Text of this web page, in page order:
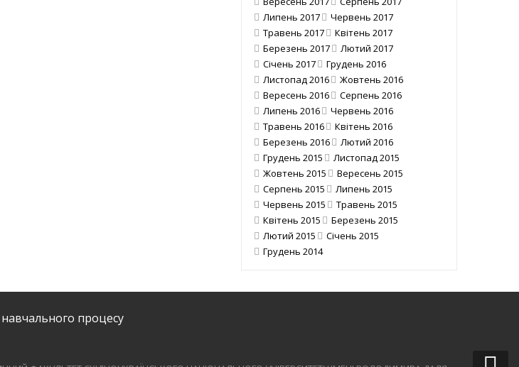
Липень 2017
Червень 2017
Травень 2017
Квітень 2017
Березень 2017
Лютий 2017
Січень 2017
Грудень 2016
Листопад 2016
Жовтень 2016
Вересень 2016
Серпень 2016
Липень 2016
Червень 2016
Травень 2016
Квітень 2016
Березень 2016
Лютий 2016
Грудень 2015
Листопад 2015
Жовтень 2015
Вересень 2015
Серпень 2015
Липень 2015
Червень 2015
Травень 2015
Квітень 2015
Березень 2015
Лютий 2015
Січень 2015
Грудень 2014
процесу